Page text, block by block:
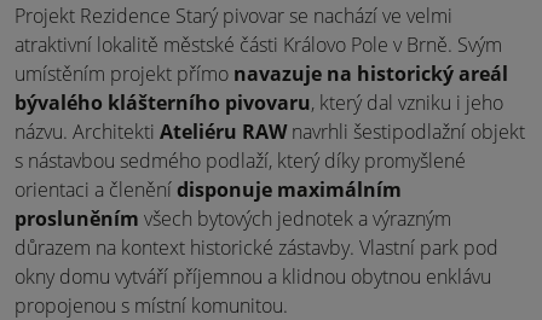
Projekt Rezidence Starý pivovar se nachází ve velmi
atraktivní lokalitě městské části Královo Pole v Brně. Svým
umístěním projekt přímo navazuje na historický areál
bývalého klášterního pivovaru, který dal vzniku i jeho
názvu. Architekti Ateliéru RAWnavrhli šestipodlažní objekt
s nástavbou sedmého podlaží, který díky promyšlené
orientaci a členěnídisponuje maximálním
prosluněním všech bytových jednotek a výrazným
důrazem na kontext historické zástavby. Vlastní park pod
okny domu vytváří příjemnou a klidnou obytnou enklávu
propojenou s místní komunitou.